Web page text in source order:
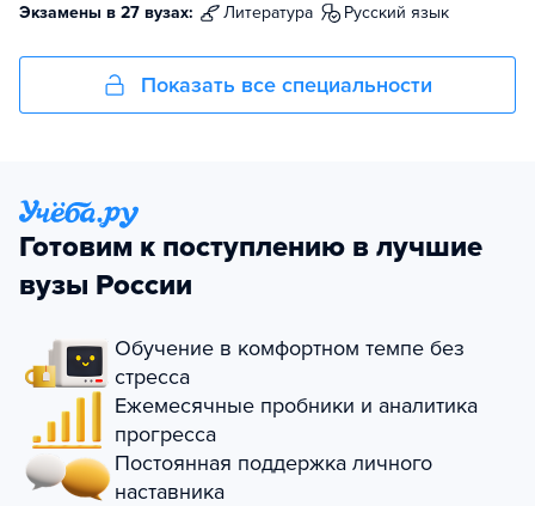
Экзамены в 27 вузах: литература русский язык
Показать все специальности
Готовим к поступлению в лучшие
вузы России
Обучение в комфортном темпе без
стресса
Ежемесячные пробники и аналитика
прогресса
Постоянная поддержка личного
наставника